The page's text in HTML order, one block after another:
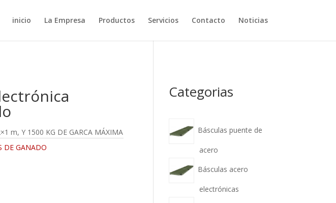
inicio La Empresa Productos Servicios Contacto Noticias
m, Y 1500 KG DE GARCA MÁXIMA
DE GANADO
Categorias
Básculas puente de
acero
Básculas acero
electrónicas